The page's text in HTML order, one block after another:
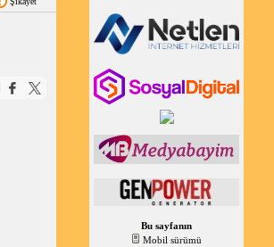
Bu sayfanın
Mobil sürümü